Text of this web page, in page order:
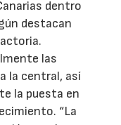
dentro
destacan
las
la central, así
la puesta en
“La